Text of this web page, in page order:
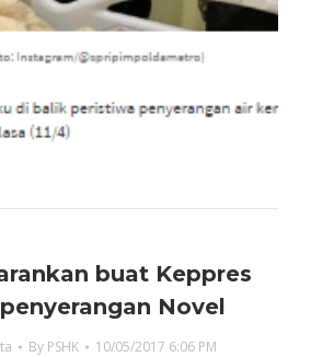
buat Keppres
Novel
By PSHK 10/05/2017 6:06 PM